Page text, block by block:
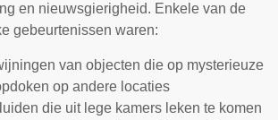
en nieuwsgierigheid. Enkele van de
gebeurtenissen waren:
van objecten die op mysterieuze
op andere locaties
die uit lege kamers leken te komen